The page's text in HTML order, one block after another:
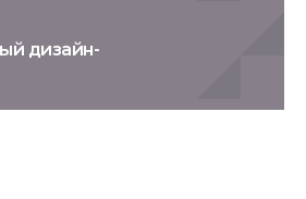
дизайн-